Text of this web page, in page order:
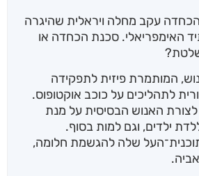
עקב מחלה ויראלית שהיגרה
ה־20 לעתיד האימפריאלי. סכנת הכחדה או
המותמרת פיזית לתפקידה
לתהליכים על כוכב אוקטופוס.
לצורת האנוש הבסיסית על מנת
ילדים, וגם למות בסוף.
שלה להגשמת חלומה,